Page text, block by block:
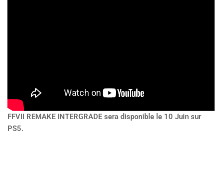
FFVII REMAKE INTERGRADE sera disponible le 10 Juin sur
PS5.